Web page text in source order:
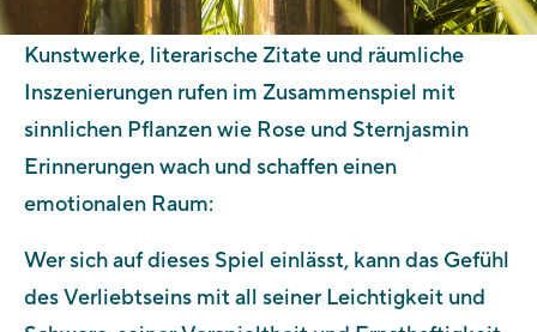
Kunstwerke, literarische Zitate und räumliche
Inszenierungen rufen im Zusammenspiel mit
sinnlichen Pflanzen wie Rose und Sternjasmin
Erinnerungen wach und schaffen einen
emotionalen Raum:
Wer sich auf dieses Spiel einlässt, kann das Gefühl
des Verliebtseins mit all seiner Leichtigkeit und